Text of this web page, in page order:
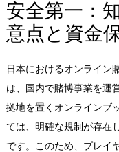
安全第一：
意点と資金
日本におけるオンライン
は、国内で賭博事業を運
拠地を置くオンラインブ
ては、明確な規制が存在
です。このため、プレイ